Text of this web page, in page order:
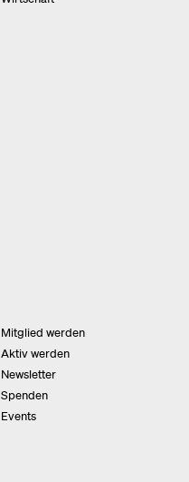
Mitglied werden
Aktiv werden
Newsletter
Spenden
Events